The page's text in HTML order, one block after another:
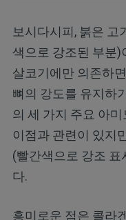
보시다시피, 붉은 고
색으로 강조된 부분)
살코기에만 의존하
뼈의 강도를 유지하
의 세 가지 주요 아
이점과 관련이 있지
(빨간색으로 강조 표
다.
흥미로운 점은 콜라